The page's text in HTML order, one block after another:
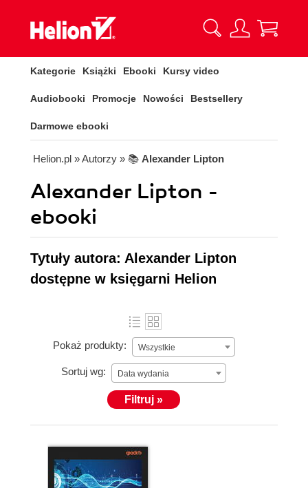
Kategorie Książki Ebooki Kursy video
Audiobooki Promocje Nowości Bestsellery
Darmowe ebooki
Helion.pl » Autorzy » 📚 Alexander Lipton
Alexander Lipton -
ebooki
Tytuły autora: Alexander Lipton
dostępne w księgarni Helion
Pokaż produkty: Wszystkie
Sortuj wg: Data wydania
Filtruj »